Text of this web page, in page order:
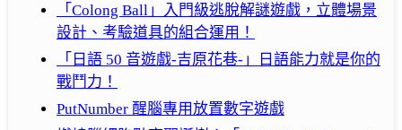
「Colong Ball」入門級逃脫解謎遊戲，立體場景
設計、考驗道具的組合運用！
「日語 50 音遊戲-吉原花巷-」日語能力就是你的
戰鬥力！
PutNumber 醒腦專用放置數字遊戲